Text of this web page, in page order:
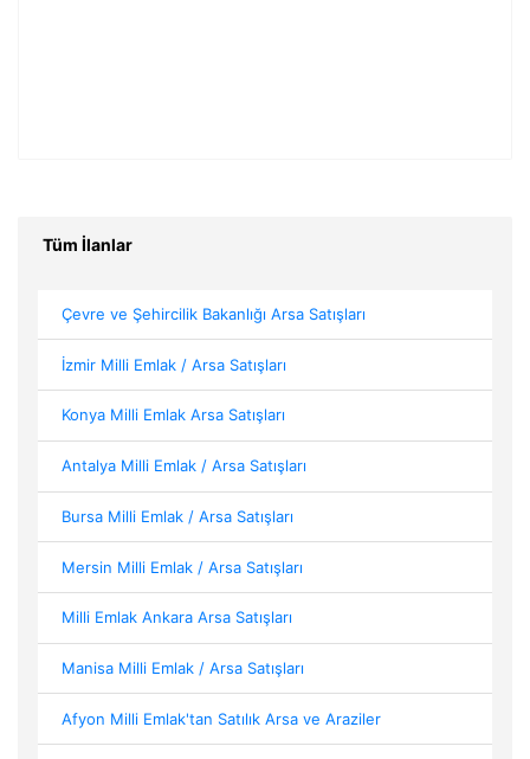
Tüm İlanlar
Çevre ve Şehircilik Bakanlığı Arsa Satışları
İzmir Milli Emlak / Arsa Satışları
Konya Milli Emlak Arsa Satışları
Antalya Milli Emlak / Arsa Satışları
Bursa Milli Emlak / Arsa Satışları
Mersin Milli Emlak / Arsa Satışları
Milli Emlak Ankara Arsa Satışları
Manisa Milli Emlak / Arsa Satışları
Afyon Milli Emlak'tan Satılık Arsa ve Araziler